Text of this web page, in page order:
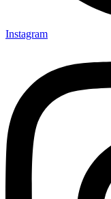
Instagram